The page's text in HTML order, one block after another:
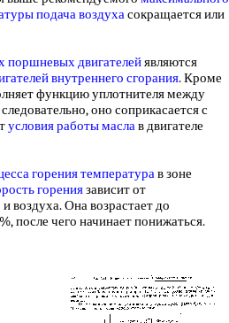
подача воздухасокращается или
поршневых двигателейявляются
внутреннего сгорания. Кроме
функцию уплотнителя между
оно соприкасается с
условия работы маслав двигателе
горения температурав зоне
горениязависит от
воздуха. Она возрастает до
после чего начинает понижаться.